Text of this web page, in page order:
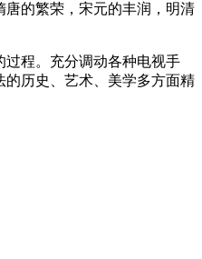
的繁荣，宋元的丰润，明清
程。充分调动各种电视手
历史、艺术、美学多方面精